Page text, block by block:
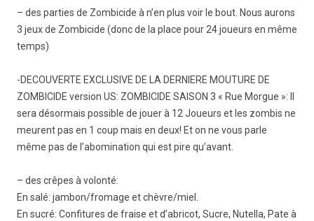
– des parties de Zombicide à n’en plus voir le bout. Nous aurons
3 jeux de Zombicide (donc de la place pour 24 joueurs en même
temps)
-DECOUVERTE EXCLUSIVE DE LA DERNIERE MOUTURE DE
ZOMBICIDE version US: ZOMBICIDE SAISON 3 « Rue Morgue »: Il
sera désormais possible de jouer à 12 Joueurs et les zombis ne
meurent pas en 1 coup mais en deux! Et on ne vous parle
même pas de l’abomination qui est pire qu’avant.
– des crêpes à volonté:
En salé: jambon/fromage et chèvre/miel.
En sucré: Confitures de fraise et d’abricot, Sucre, Nutella, Pate à